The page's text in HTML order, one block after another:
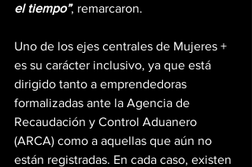
el tiempo”, remarcaron.
Uno de los ejes centrales de Mujeres +
es su carácter inclusivo, ya que está
dirigido tanto a emprendedoras
formalizadas ante la Agencia de
Recaudación y Control Aduanero
(ARCA) como a aquellas que aún no
están registradas. En cada caso, existen